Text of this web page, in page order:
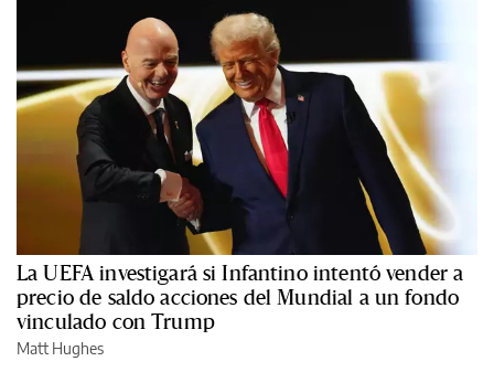
La UEFA investigará si Infantino intentó vender a
precio de saldo acciones del Mundial a un fondo
vinculado con Trump
Matt Hughes